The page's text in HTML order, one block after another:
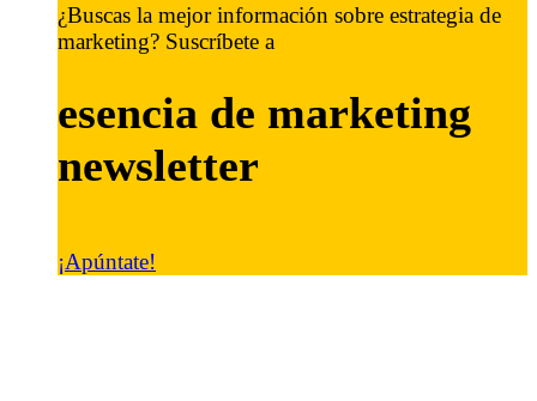
¿Buscas la mejor información sobre estrategia de
marketing? Suscríbete a
esencia de marketing
newsletter
¡Apúntate!